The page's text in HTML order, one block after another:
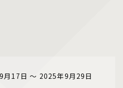
月17日 ～ 2025年9月29日